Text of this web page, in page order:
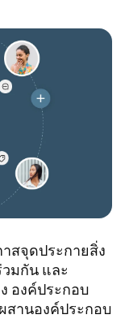
สจุดประกายสิ่ง
มกัน และ
องค์ประกอบ
สานองค์ประกอบ